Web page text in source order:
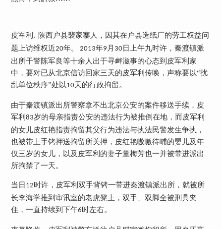
皮军利 , 陕西户县裴家寨人，因其在户县造纸厂的劳工权益问
题上访维权近20年。 2013年9 月 30日上午九时许，秦渡镇派
出所干警陈军良等十余人出于寻衅滋事的心态到皮军利家
中，要对已从北京信访回家三天的皮军利传唤，声称要以“扰
乱单位秩序”处以10天的行政拘留。
由于秦渡镇派出所警察拿不出北京公安的案件移送手续，皮
军利 83岁的母亲指责公安的违法行为被推倒在地，而皮军利
的女儿皮红艳指责拘留其父行为违法与执法民警发生争执，
也被带上手铐押送拘留所关押，皮红艳嗷嗷待哺的婴儿及年
仅三岁的女儿，以及皮军利的妻子董梅芳也一并被带进派出
所拘禁了一天。
当日 12 时许，皮军利双手背铐一带进秦渡镇派出所，就被所
长李海学推到审讯室的老虎凳上，双手、双脚全被刑具夹
住，一直持续到下午6 时左右。